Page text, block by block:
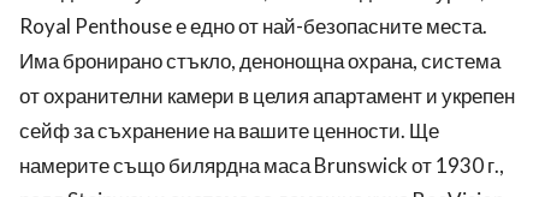
Royal Penthouse е едно от най-безопасните места.
Има бронирано стъкло, денонощна охрана, система
от охранителни камери в целия апартамент и укрепен
сейф за съхранение на вашите ценности. Ще
намерите също билярдна маса Brunswick от 1930 г.,